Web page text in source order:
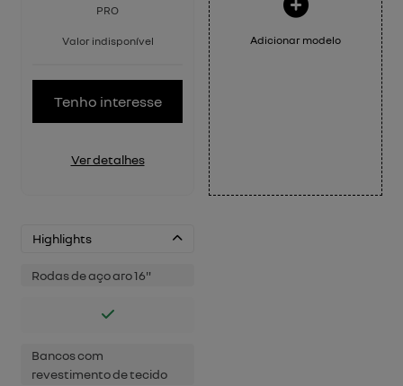
PRO
Valor indisponível
Tenho interesse
Ver detalhes
Adicionar modelo
Highlights
Rodas de aço aro 16"
Bancos com
revestimento de tecido